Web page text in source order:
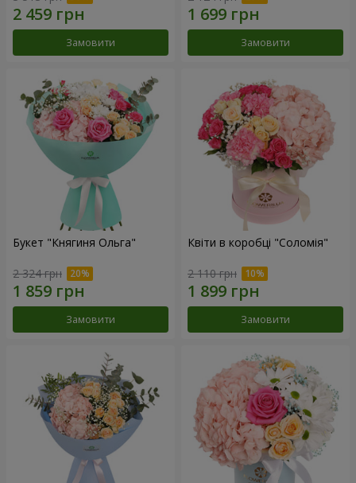
Замовити Замовити
Букет "Княгиня Ольга"
2 324 грн
Замовити
Квіти в коробці "Соломія"
2 110 грн
Замовити